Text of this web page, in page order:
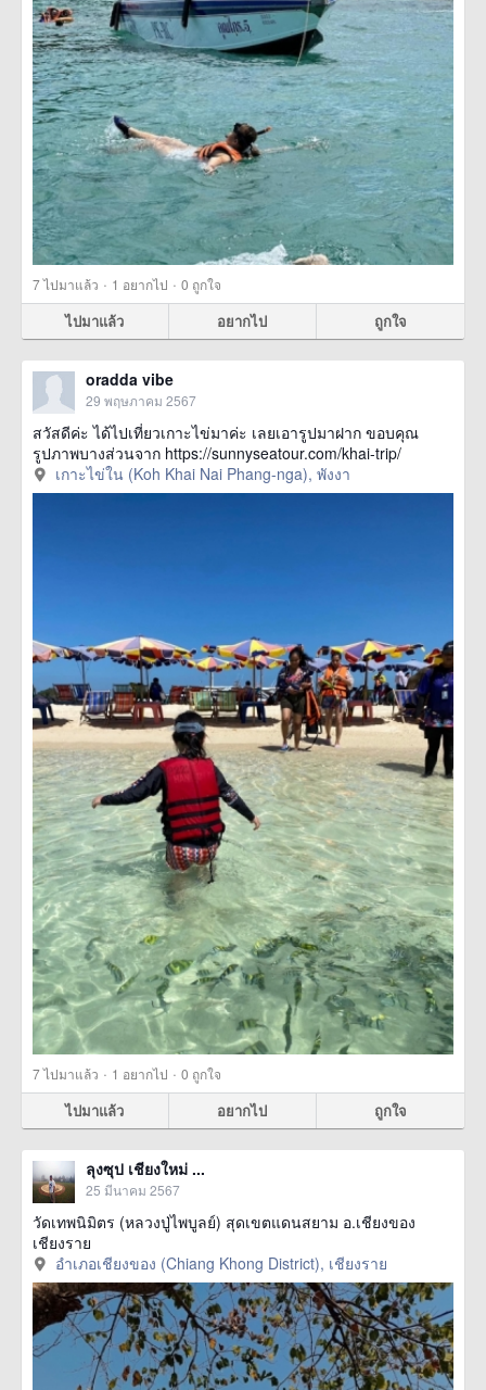
7ไปมาแล้ว · 1 อยากไป · 0 ถูกใจ
ไปมาแล้ว อยากไป ถูกใจ
oradda vibe
29 พฤษภาคม 2567
สวัสดีค่ะ ได้ไปเที่ยวเกาะไข่มาค่ะ เลยเอารูปมาฝาก ขอบคุณ
รูปภาพบางส่วนจาก https://sunnyseatour.com/khai-trip/
เกาะไข่ใน (Koh Khai Nai Phang-nga), พังงา
7ไปมาแล้ว · 1 อยากไป · 0 ถูกใจ
ไปมาแล้ว อยากไป ถูกใจ
ลุงซุป เชียงใหม่ ...
25 มีนาคม 2567
วัดเทพนิมิตร (หลวงปู่ไพบูลย์) สุดเขตแดนสยาม อ.เชียงของ
เชียงราย
อำเภอเชียงของ (Chiang Khong District), เชียงราย